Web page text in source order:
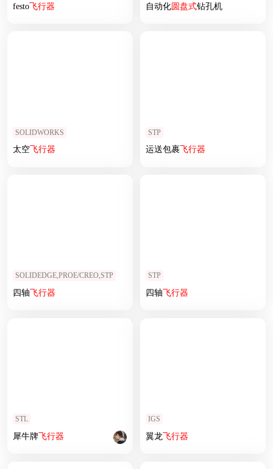
festo飞行器 自动化圆盘式钻孔机
SOLIDWORKS
太空飞行器
STP
运送包裹飞行器
SOLIDEDGE,PROE/CREO,STP
四轴飞行器
STP
四轴飞行器
STL
犀牛牌飞行器
IGS
翼龙飞行器